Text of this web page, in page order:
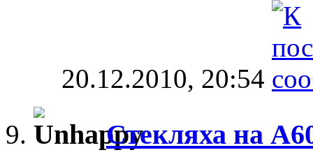
20.12.2010, 20:54
Стекляха на